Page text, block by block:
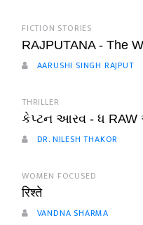
FICTION STORIES
RAJPUTANA - The
AARUSHI SINGH RAJPUT
THRILLER
કેપ્ટન આરવ - ધ
DR. NILESH THAKOR
WOMEN FOCUSED
रिश्ते
VANDNA SHARMA